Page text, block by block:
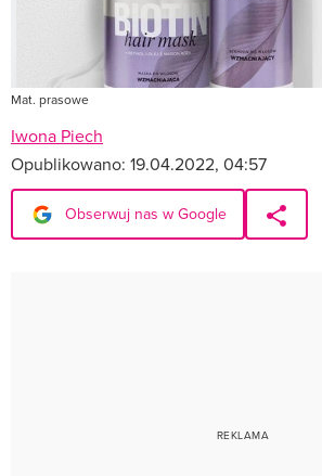
Mat. prasowe
Iwona Piech
Opublikowano: 19.04.2022, 04:57
Obserwuj nas w Google